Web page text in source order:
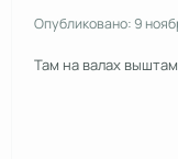
Опубликовано:9
Там на валах